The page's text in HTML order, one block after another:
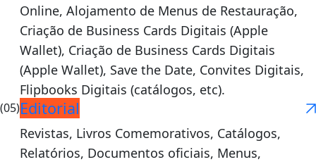
Online, Alojamento de Menus de Restauração,
Criação de Business Cards Digitais (Apple
Wallet), Criação de Business Cards Digitais
(Apple Wallet), Save the Date, Convites Digitais,
Flipbooks Digitais (catálogos, etc).
(05)Editorial
Revistas, Livros Comemorativos, Catálogos,
Relatórios, Documentos oficiais, Menus,